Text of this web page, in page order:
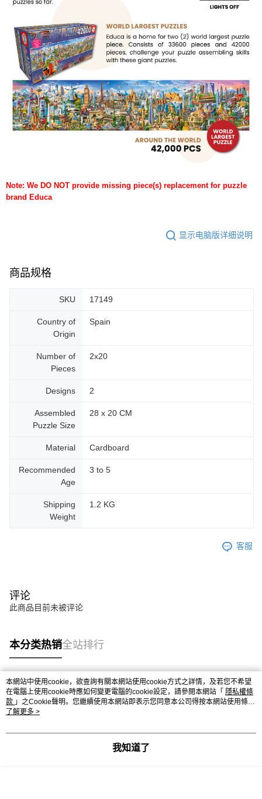
Note: We DO NOT provide missing piece(s) replacement for puzzle
brand Educa
显示电脑版详细说明
商品规格
SKU 17149
Country of
Origin
Spain
Number of
Pieces
2x20
Designs 2
Assembled
Puzzle Size
28 x 20 CM
Material Cardboard
Recommended
Age
3 to 5
Shipping
Weight
1.2 KG
客服
评论
此商品目前未被评论
本分类热销全站排行
热门标签
热销排行
本網站中使用cookie，欲查詢有關本網站使用cookie方式之詳情，及若您不希望
在電腦上使用cookie時應如何變更電腦的cookie設定，請參閱本網站「 隱私權條
款 」之Cookie聲明。您繼續使用本網站即表示您同意本公司得按本網站使用條款
之Cookie聲明使用cookie。
了解更多 >
我知道了